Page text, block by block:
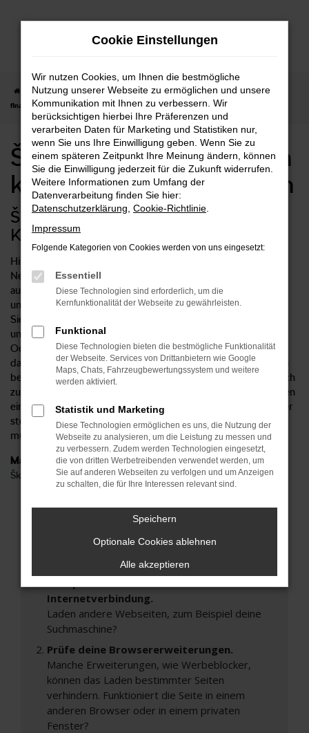
Zum
Startseite Škoda Škoda Octavia
Škoda Octavia Neuwagen kaufen,
finanzieren, leasen
Škoda Octavia Neuwagen
kaufen, finanzieren, leasen
Škoda Octavia Neuwagen für
Kompromisslose
Hinsichtlich Qualität und Verarbeitung ist ein Škoda Octavia
Neuwagen in seiner Klasse schwer zu toppen. Sicher haben
auch Sie die vielen positiven Kritiken und Vergleiche gelesen
und sich nun für dieses Modell entschieden. Bei uns erhalten
Sie Ihren Škoda Octavia in allen gängigen Ausstattungslinien
und mit jeder Menge Extras. Nutzen Sie unseren Škoda
Octavia Konfigurator und erschaffen Sie mit wenigen Klicks
das Fahrzeug ihrer Träume. Oder Sie entscheiden sich für ein
bereits vorhandenes Modell, dass wir Ihnen selbstverständlich
zu einem besonders günstigen Preis anbieten. Der Vorteil, den
ein Neuwagen bietet, besteht vor allem in der Sicherheit. Hier
stellen Sie sicher, dass alle Assistenzsystem an Bord sind und
müssen keinerlei Abstriche hinnehmen.
Marken
Škoda
Fehler: Network Error
Beim Laden ist ein Fehler aufgetreten.
Hier sind ein paar Tipps, die dir helfen können:
Überprüfe deine Firewall und deine
Internetverbindung.
Laden andere Webseiten, zum Beispiel deine
Suchmaschine?
Prüfe deine Browsererweiterungen.
Manche Erweiterungen, wie Werbeblocker,
können das Laden bestimmter Seiten
verhindern. Funktioniert die Seite in einem
anderen Browser oder in einem privaten
Fenster?
Cookie Einstellungen
Wir nutzen Cookies, um Ihnen die bestmögliche
Nutzung unserer Webseite zu ermöglichen und unsere
Kommunikation mit Ihnen zu verbessern. Wir
berücksichtigen hierbei Ihre Präferenzen und
verarbeiten Daten für Marketing und Statistiken nur,
wenn Sie uns Ihre Einwilligung geben. Wenn Sie zu
einem späteren Zeitpunkt Ihre Meinung ändern, können
Sie die Einwilligung jederzeit für die Zukunft widerrufen.
Weitere Informationen zum Umfang der
Datenverarbeitung finden Sie hier:
Datenschutzerklärung Cookie-Richtlinie
Impressum
Folgende Kategorien von Cookies werden von uns eingesetzt:
Essentiell
Diese Technologien sind erforderlich, um die
Kernfunktionalität der Webseite zu gewährleisten.
Funktional
Diese Technologien bieten die bestmögliche Funktionalität
der Webseite. Services von Drittanbietern wie Google
Maps, Chats, Fahrzeugbewertungssystem und weitere
werden aktiviert.
Statistik und Marketing
Diese Technologien ermöglichen es uns, die Nutzung der
Webseite zu analysieren, um die Leistung zu messen und
zu verbessern. Zudem werden Technologien eingesetzt,
die von dritten Werbetreibenden verwendet werden, um
Sie auf anderen Webseiten zu verfolgen und um Anzeigen
zu schalten, die für Ihre Interessen relevant sind.
Speichern
Optionale Cookies ablehnen
Alle akzeptieren